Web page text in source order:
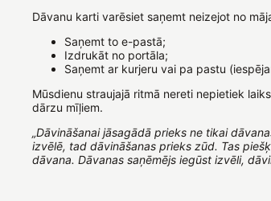
Dāvanu karti varēsiet saņemt neizejot no
Saņemt to e-pastā;
Izdrukāt no portāla;
Saņemt ar kurjeru vai pa pastu
Mūsdienu straujajā ritmā nereti nepietiek
dārzu mīļiem.
„Dāvināšanai jāsagādā prieks ne tikai
izvēlē, tad dāvināšanas prieks zūd. Tas
dāvana. Dāvanas saņēmējs iegūst izvēli,